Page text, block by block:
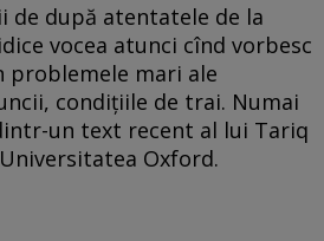
de după atentatele de la
vocea atunci cînd vorbesc
problemele mari ale
condițiile de trai. Numai
un text recent al lui Tariq
Oxford.